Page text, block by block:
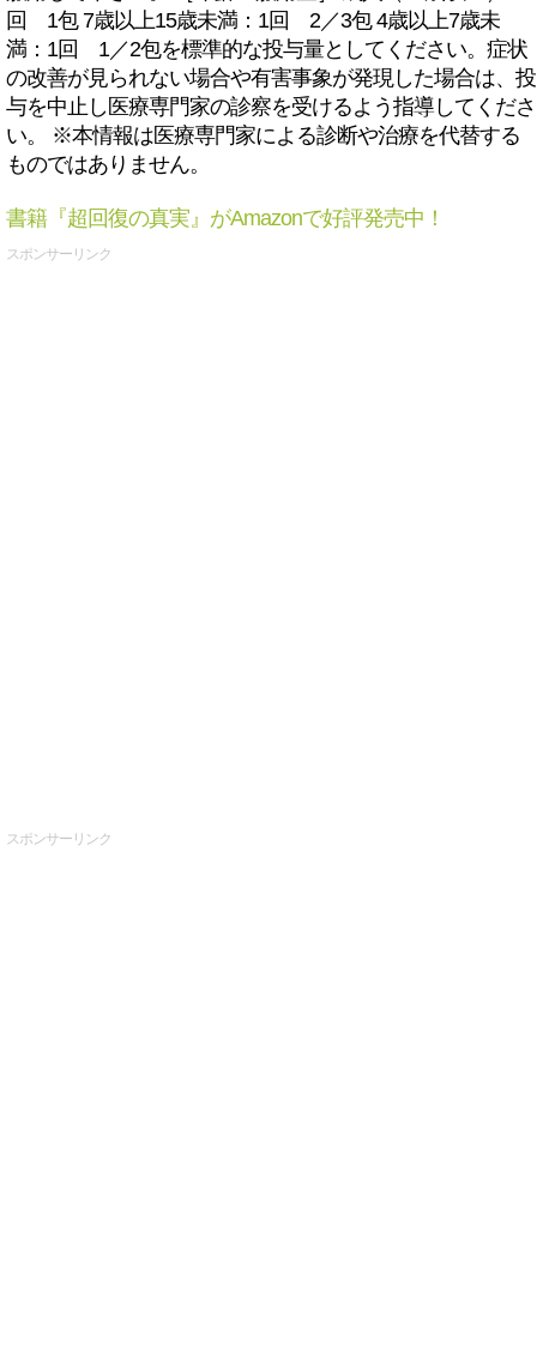
回 1包 7歳以上15歳未満：1回 2／3包 4歳以上7歳未
満：1回 1／2包を標準的な投与量としてください。症状
の改善が見られない場合や有害事象が発現した場合は、投
与を中止し医療専門家の診察を受けるよう指導してくださ
い。 ※本情報は医療専門家による診断や治療を代替する
ものではありません。
書籍『超回復の真実』がAmazonで好評発売中！
スポンサーリンク
スポンサーリンク